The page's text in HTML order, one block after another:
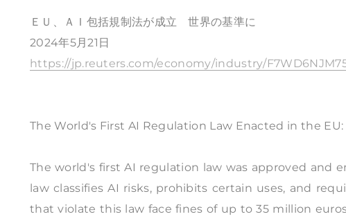
ＥＵ、ＡＩ包括規制法が成立 世界の基準に
2024年5月21日
https://jp.reuters.com/economy/industry/
The World's First AI Regulation Law Enacted in the
The world's first AI regulation law was approved and
law classifies AI risks, prohibits certain uses, and
that violate this law face fines of up to 35 million